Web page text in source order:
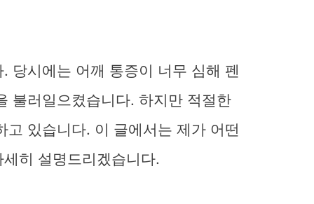
당시에는 어깨 통증이 너무 심해 펜
불러일으켰습니다. 하지만 적절한
있습니다. 이 글에서는 제가 어떤
히 설명드리겠습니다.